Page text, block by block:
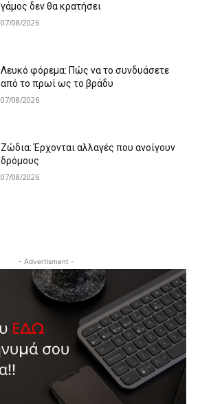
γάμος δεν θα κρατήσει
07/08/2026
Λευκό φόρεμα: Πώς να το συνδυάσετε
από το πρωί ως το βράδυ
07/08/2026
Ζώδια: Έρχονται αλλαγές που ανοίγουν
δρόμους
07/08/2026
- Advertisment -